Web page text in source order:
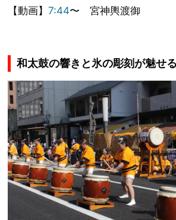
【動画】7:44〜 宮神輿渡御
和太鼓の響きと氷の彫刻が魅せる